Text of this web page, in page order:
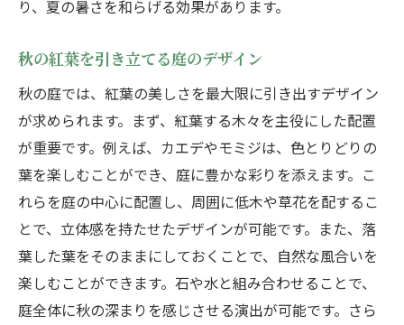
り、夏の暑さを和らげる効果があります。
秋の紅葉を引き立てる庭のデザイン
秋の庭では、紅葉の美しさを最大限に引き出すデザイン
が求められます。まず、紅葉する木々を主役にした配置
が重要です。例えば、カエデやモミジは、色とりどりの
葉を楽しむことができ、庭に豊かな彩りを添えます。こ
れらを庭の中心に配置し、周囲に低木や草花を配するこ
とで、立体感を持たせたデザインが可能です。また、落
葉した葉をそのままにしておくことで、自然な風合いを
楽しむことができます。石や水と組み合わせることで、
庭全体に秋の深まりを感じさせる演出が可能です。さら